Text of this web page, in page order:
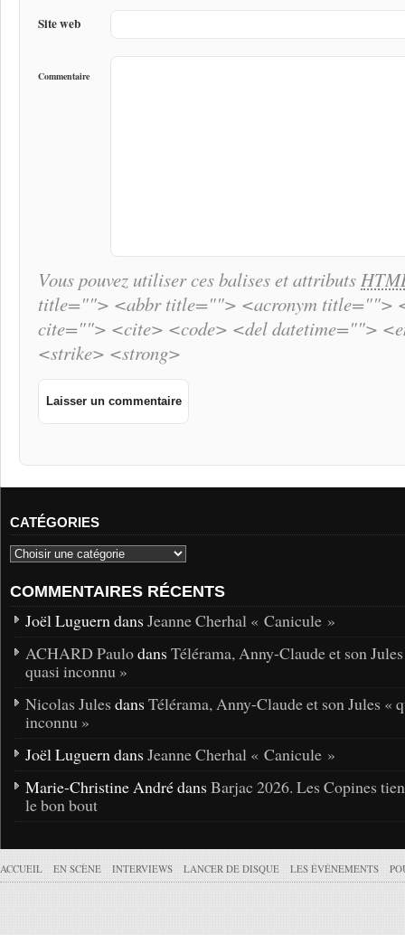
Site web
Commentaire
Vous pouvez utiliser ces balises et attributs
title=""> <abbr title=""> <acronym title="">
cite=""> <cite> <code> <del datetime="">
<strike> <strong>
CATÉGORIES
COMMENTAIRES RÉCENTS
Joël Luguern dans Jeanne Cherhal « Canicule »
ACHARD Paulodans Télérama, Anny-Claude et son
quasi inconnu »
Nicolas Jules dans Télérama, Anny-Claude et son Jules «
inconnu »
Joël Luguern dans Jeanne Cherhal « Canicule »
Marie-Christine André dans Barjac 2026. Les Copines
le bon bout
ACCUEIL EN SCÈNE INTERVIEWS LANCER DE DISQUE LES ÉVÉNEMENTS